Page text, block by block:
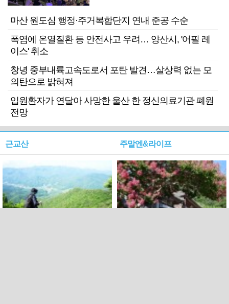
마산 원도심 행정·주거복합단지 연내 준공 수순
폭염에 온열질환 등 안전사고 우려… 양산시, '어필 레
이스' 취소
창녕 중부내륙고속도로서 포탄 발견…살상력 없는 모
의탄으로 밝혀져
입원환자가 연달아 사망한 울산 한 정신의료기관 폐원
전망
근교산 주말엔&라이프